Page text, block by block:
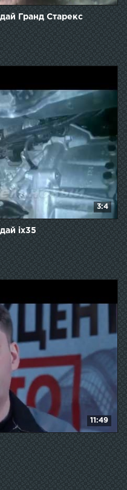
Гранд Старекс
3:4
ix35
11:49